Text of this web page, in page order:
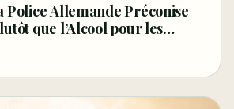
Police Allemande Préconise
que l’Alcool pour les